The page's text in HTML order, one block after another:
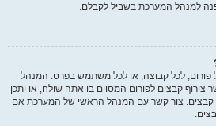
למנהל המערכת בשביל לקבלם.
פורום, לכל קבוצה, או לכל משתמש בפרט. המנהל
קבצים לפורום המסוים בו אתה שולח, או יתכן
קבצים. צור קשר עם המנהל הראשי של המערכת אם